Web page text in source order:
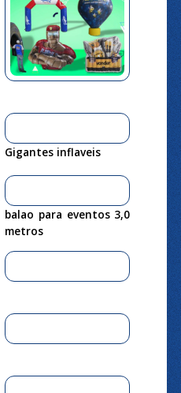
Gigantes inflaveis
balao para eventos 3,0
metros